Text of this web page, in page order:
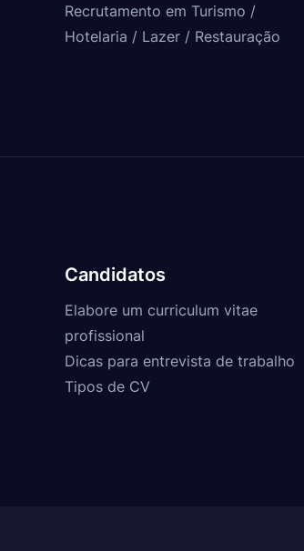
Recrutamento em Turismo /
Hotelaria / Lazer / Restauração
Candidatos
Elabore um curriculum vitae
profissional
Dicas para entrevista de trabalho
Tipos de CV